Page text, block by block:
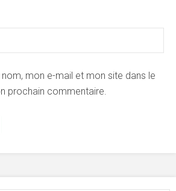
mon e-mail et mon site dans le
prochain commentaire.